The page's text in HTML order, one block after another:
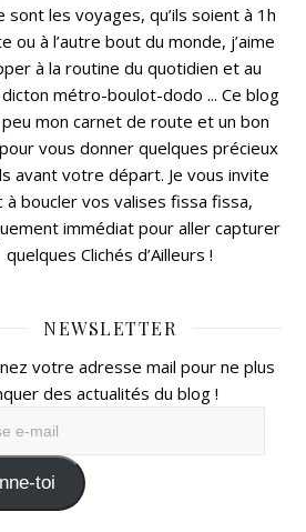
sont les voyages, qu’ils soient à 1h
ou à l’autre bout du monde, j’aime
à la routine du quotidien et au
métro-boulot-dodo ... Ce blog
mon carnet de route et un bon
vous donner quelques précieux
avant votre départ. Je vous invite
à boucler vos valises fissa fissa,
immédiat pour aller capturer
quelques Clichés d’Ailleurs !
NEWSLETTER
votre adresse mail pour ne plus
des actualités du blog !
toi